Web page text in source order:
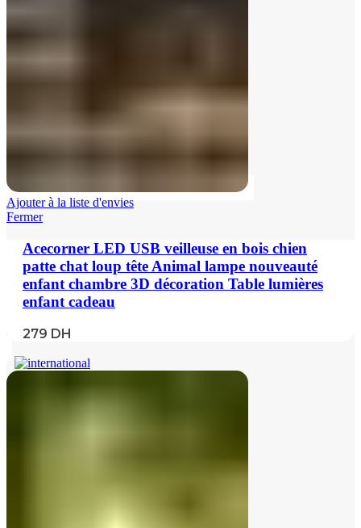
Ajouter à la liste d'envies
Fermer
Acecorner LED USB veilleuse en bois chien
patte chat loup tête Animal lampe nouveauté
enfant chambre 3D décoration Table lumières
enfant cadeau
279 DH